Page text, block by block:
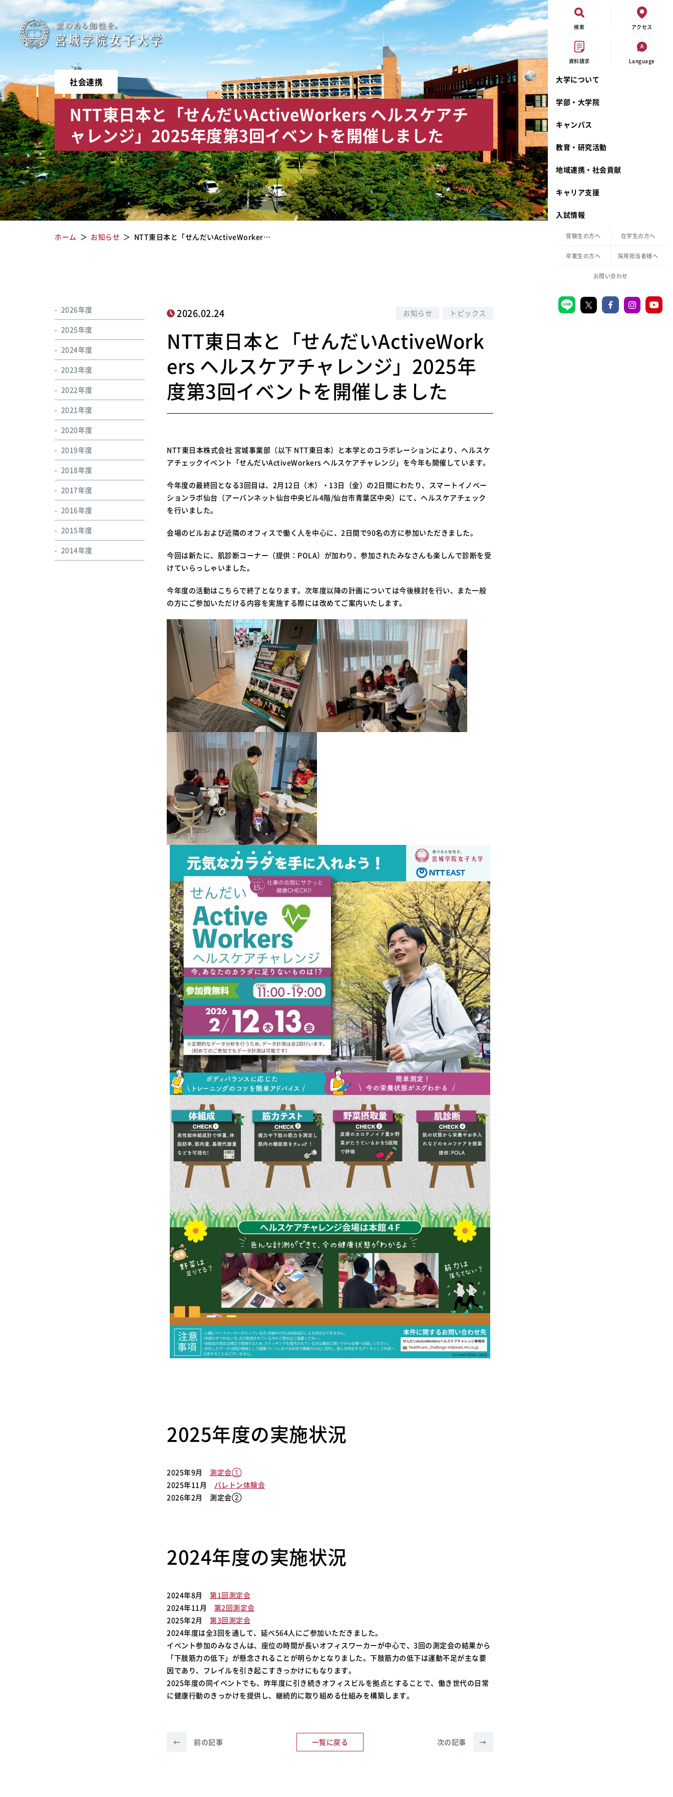
検索 アクセス
資料請求 Language
大学について
宮城学院 校歌
礼拝堂
カリキュラム・ポリシー
倫理憲章
ハラスメントの防止
共生のための多様性宣言
学部・大学院
生活文化デザイン学科
一般教育課程
キャンパス
奨学金
大学祭
キャンパスメンバーズ
教職センター
学芸員課程
図書館司書課程
教育・研究活動動物実験に関する情報公開
キリスト教文化研究所
生活環境科学研究所
地域連携・社会貢献
カリキュラム・入室方法
キャリア支援
入試情報
受験生の方へ 在学生の方へ
卒業生の方へ 採用担当者様へ
お問い合わせ
宮
城
学
院
女
子
大
学
社会連携
NTT東日本と「せんだいActiveWorkers ヘルスケアチ
ャレンジ」2025年度第3回イベントを開催しました
ホーム お知らせ NTT東日本と「せんだいActiveWorker…
2026.02.24 お知らせ トピックス
NTT東日本と「せんだいActiveWork
ers ヘルスケアチャレンジ」2025年
度第3回イベントを開催しました
NTT東日本株式会社 宮城事業部（以下 NTT東日本）と本学とのコラボレーションにより、ヘルスケ
アチェックイベント「せんだいActiveWorkers ヘルスケアチャレンジ」を今年も開催しています。
今年度の最終回となる3回目は、2月12日（木）・13日（金）の2日間にわたり、スマートイノベー
ションラボ仙台（アーバンネット仙台中央ビル4階/仙台市青葉区中央）にて、ヘルスケアチェック
を行いました。
会場のビルおよび近隣のオフィスで働く人を中心に、2日間で90名の方に参加いただきました。
今回は新たに、肌診断コーナー（提供：POLA）が加わり、参加されたみなさんも楽しんで診断を受
けていらっしゃいました。
今年度の活動はこちらで終了となります。次年度以降の計画については今後検討を行い、また一般
の方にご参加いただける内容を実施する際には改めてご案内いたします。
2025年度の実施状況
2025年9月測定会①
2025年11月 バレトン体験会
2026年2月 測定会②
2024年度の実施状況
2024年8月第1回測定会
2024年11月 第2回測定会
2025年2月第3回測定会
2024年度は全3回を通して、延べ564人にご参加いただきました。
イベント参加のみなさんは、座位の時間が長いオフィスワーカーが中心で、3回の測定会の結果から
「下肢筋力の低下」が懸念されることが明らかとなりました。下肢筋力の低下は運動不足が主な要
因であり、フレイルを引き起こすきっかけにもなります。
2025年度の同イベントでも、昨年度に引き続きオフィスビルを拠点とすることで、働き世代の日常
に健康行動のきっかけを提供し、継続的に取り組める仕組みを構築します。
← 前の記事 一覧に戻る 次の記事 →
2026年度
2025年度
2024年度
2023年度
2022年度
2021年度
2020年度
2019年度
2018年度
2017年度
2016年度
2015年度
2014年度